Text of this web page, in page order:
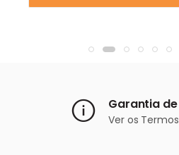
Garantia
Ver os